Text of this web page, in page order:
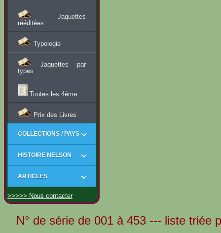
Jaquettes
rééditées
Typologie
Jaquettes par
types
Toutes les 4ème
Prix des Livres
COLLECTIONS / PAYS
HISTOIRE NELSON
ARTICLES
>>>>> Nous contacter
N° de série de 001 à 453 --- liste triée